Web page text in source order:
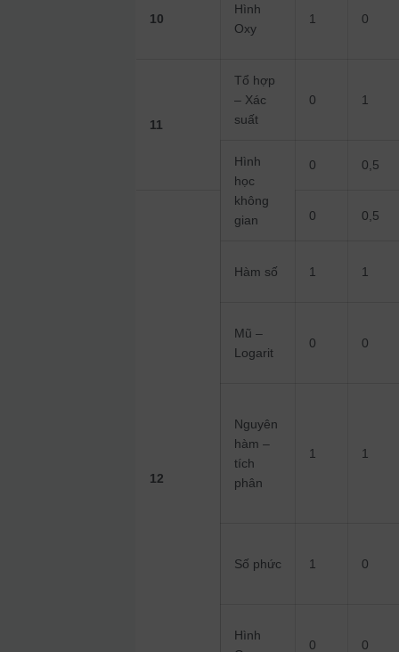
10
Hình
Oxy
1 0
11
Tổ hợp
– Xác
suất
0 1
Hình
học
không
gian
0 0,5
12
0 0,5
Hàm số 1 1
Mũ –
Logarit
0 0
Nguyên
hàm –
tích
phân
1 1
Số phức 1 0
Hình
0 0